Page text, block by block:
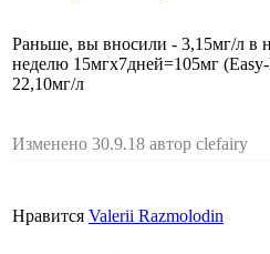
Раньше, вы вносили - 3,15мг/л в
неделю 15мгх7дней=105мг
22,10мг/л
Изменено 30.9.18 автор clefairy
Нравится Valerii Razmolodin